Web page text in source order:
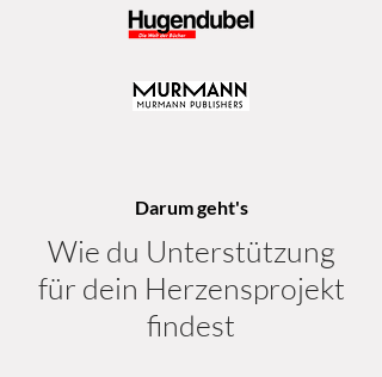
Darum geht's
Wie du Unterstützung
für dein Herzensprojekt
findest